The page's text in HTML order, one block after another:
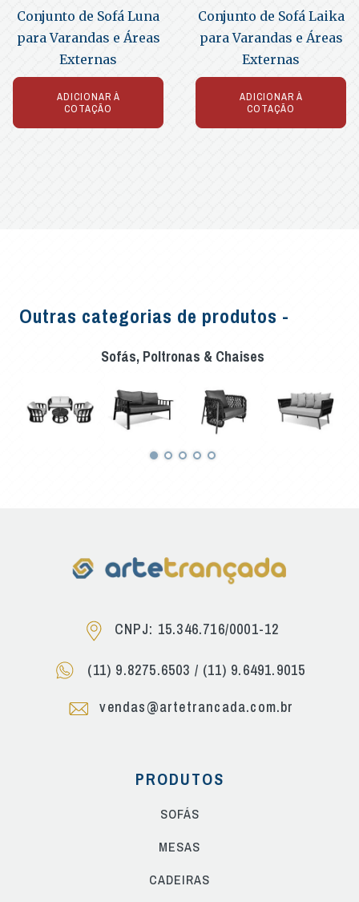
Conjunto de Sofá Luna
para Varandas e Áreas
Externas
ADICIONAR À
COTAÇÃO
Conjunto de Sofá Laika
para Varandas e Áreas
Externas
ADICIONAR À
COTAÇÃO
Outras categorias de produtos -
Sofás, Poltronas & Chaises
CNPJ: 15.346.716/0001-12
(11) 9.8275.6503 / (11) 9.6491.9015
vendas@artetrancada.com.br
PRODUTOS
SOFÁS
MESAS
CADEIRAS